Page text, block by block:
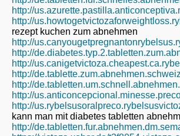
http://
http://
rezept kuchen zum abnehmen
http://
http://
http://
http://
http://
http://
http://
kann man mit diabetes tabletten
http://